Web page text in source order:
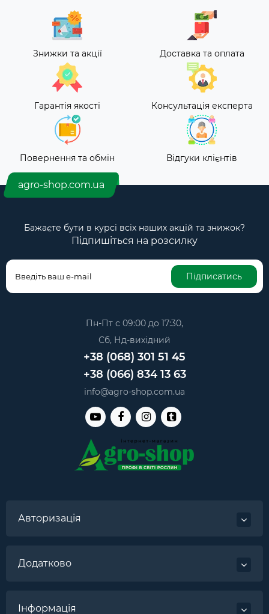
Знижки та акції Доставка та оплата
Гарантія якості Консультація експерта
Повернення та обмін Відгуки клієнтів
agro-shop.com.ua
Бажаєте бути в курсі всіх наших акцій та знижок?
Підпишіться на розсилку
Підписатись
Пн-Пт с 09:00 до 17:30,
Сб, Нд-вихідний
+38 (068) 301 51 45
+38 (066) 834 13 63
info@agro-shop.com.ua
Авторизація
Додатково
Інформація